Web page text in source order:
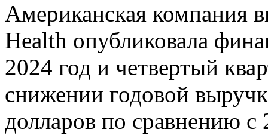
Американская компания
Health опубликовала
2024 год и четвертый
снижении годовой
долларов по сравнению с